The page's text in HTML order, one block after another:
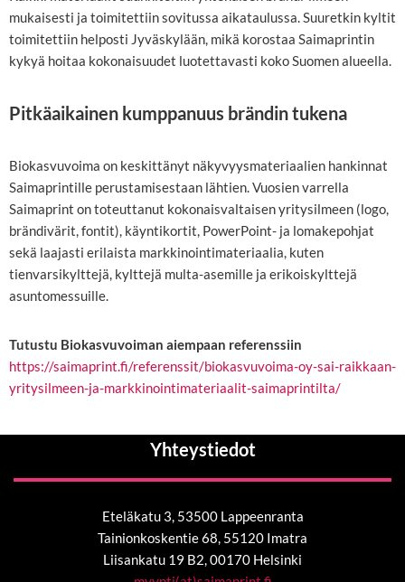
mukaisesti ja toimitettiin sovitussa aikataulussa. Suuretkin kyltit
toimitettiin helposti Jyväskylään, mikä korostaa Saimaprintin
kykyä hoitaa kokonaisuudet luotettavasti koko Suomen alueella.
Pitkäaikainen kumppanuus brändin tukena
Biokasvuvoima on keskittänyt näkyvyysmateriaalien hankinnat
Saimaprintille perustamisestaan lähtien. Vuosien varrella
Saimaprint on toteuttanut kokonaisvaltaisen yritysilmeen (logo,
brändivärit, fontit), käyntikortit, PowerPoint- ja lomakepohjat
sekä laajasti erilaista markkinointimateriaalia, kuten
tienvarsikylttejä, kylttejä multa-asemille ja erikoiskylttejä
asuntomessuille.
Tutustu Biokasvuvoiman aiempaan referenssiin
https://saimaprint.fi/referenssit/biokasvuvoima-oy-sai-raikkaan-
yritysilmeen-ja-markkinointimateriaalit-saimaprintilta/
Yhteystiedot
Eteläkatu 3, 53500 Lappeenranta
Tainionkoskentie 68, 55120 Imatra
Liisankatu 19 B2, 00170 Helsinki